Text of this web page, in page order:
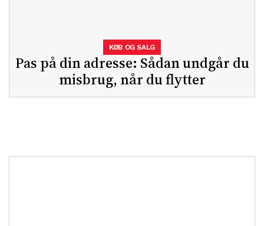
Pas på din adresse: Sådan undgår du
misbrug, når du flytter
KØB OG SALG